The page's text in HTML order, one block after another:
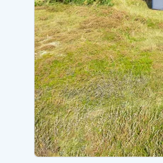
Sommerhuse i Bjerregård
Sommerhuse i Blåvand
Sommerhuse i Bork Havn
Sommerhuse i Fjand
Sommerhuse på Fanø
Sommerhuse i Grærup Strand
Sommerhuse i Haurvig
Esmark RejsecurityEsmark KidsVIP